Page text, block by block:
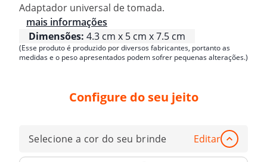
Adaptador universal de tomada.
mais informações
Dimensões: 4.3 cm x 5 cm x 7.5 cm
(Esse produto é produzido por diversos fabricantes, portanto as
medidas e o peso apresentados podem sofrer pequenas alterações.)
Configure do seu jeito
Selecione a cor do seu brinde Editar